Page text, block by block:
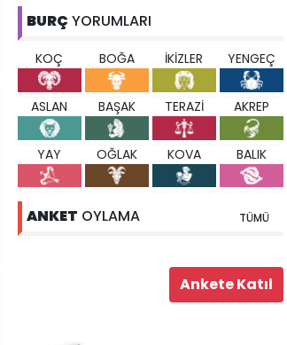
BURÇ YORUMLARI
KOÇ BOĞA İKİZLER YENGEÇ
ASLAN BAŞAK TERAZİ AKREP
YAY OĞLAK KOVA BALIK
ANKET OYLAMA TÜMÜ